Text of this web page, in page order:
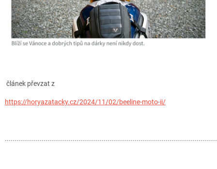
článek převzat z
https://horyazatacky.cz/2024/11/02/beeline-moto-ii/